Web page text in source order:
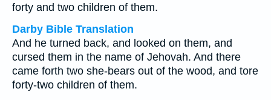
forty and two children of them.
Darby Bible Translation
And he turned back, and looked on them, and
cursed them in the name of Jehovah. And there
came forth two she-bears out of the wood, and tore
forty-two children of them.